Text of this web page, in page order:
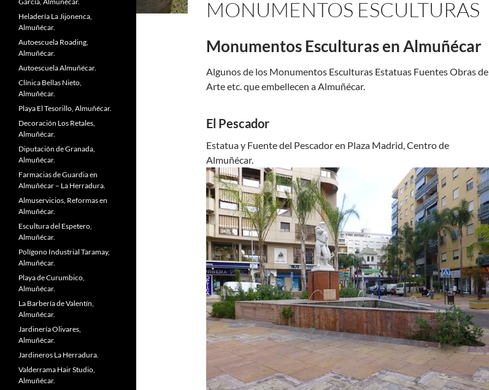
MONUMENTOS ESCULTURAS
Monumentos Esculturas en Almuñécar
Algunos de los Monumentos Esculturas Estatuas Fuentes Obras de
Arte etc. que embellecen a Almuñécar.
El Pescador
Estatua y Fuente del Pescador en Plaza Madrid, Centro de
Almuñécar.
Heladería La Jijonenca,
Almuñécar.
Autoescuela Roading,
Almuñécar.
Autoescuela Almuñécar.
Clínica Bellas Nieto,
Almuñécar.
Playa El Tesorillo, Almuñécar.
Decoración Los Retales,
Almuñécar.
Diputación de Granada,
Almuñécar.
Farmacias de Guardia en
Almuñécar – La Herradura.
Almuservicios, Reformas en
Almuñécar.
Escultura del Espetero,
Almuñécar.
Polígono Industrial Taramay,
Almuñécar.
Playa de Curumbico,
Almuñécar.
La Barbería de Valentín,
Almuñécar.
Jardinería Olivares,
Almuñécar.
Jardineros La Herradura.
Valderrama Hair Studio,
Almuñécar.